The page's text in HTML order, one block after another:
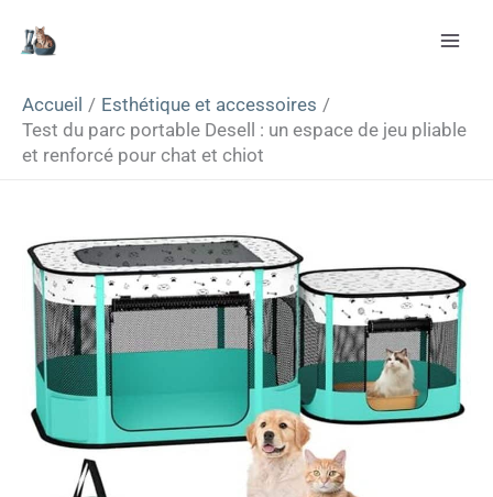
Accueil
Esthétique et accessoires
Test du parc portable Desell : un espace de jeu pliable
et renforcé pour chat et chiot